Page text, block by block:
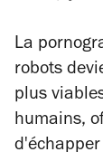
La
robots
plus
humains,